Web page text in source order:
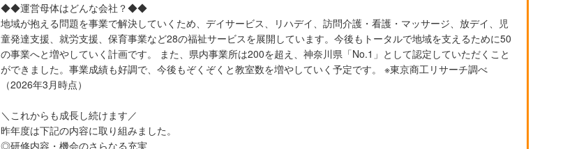
◆◆運営母体はどんな会社？◆◆
地域が抱える問題を事業で解決していくため、デイサービス、リハデイ、訪問介護・看護・マッサージ、放デイ、児
童発達支援、就労支援、保育事業など28の福祉サービスを展開しています。今後もトータルで地域を支えるために50
の事業へと増やしていく計画です。 また、県内事業所は200を超え、神奈川県「No.1」として認定していただくこと
ができました。事業成績も好調で、今後もぞくぞくと教室数を増やしていく予定です。 ※東京商工リサーチ調べ
（2026年3月時点）
＼これからも成長し続けます／
昨年度は下記の内容に取り組みました。
◎研修内容・機会のさらなる充実